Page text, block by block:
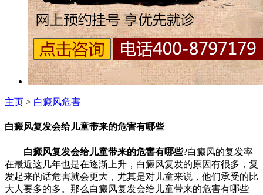
主页 > 白癜风危害
白癜风复发会给儿童带来的危害有哪些
白癜风复发会给儿童带来的危害有哪些?白癜风的复发率
在最近这几年也是在逐渐上升，白癜风复发的原因有很多，复
发起来的话危害就会更大，尤其是对儿童来说，他们承受的比
大人要多的多。那么白癜风复发会给儿童带来的危害有哪些